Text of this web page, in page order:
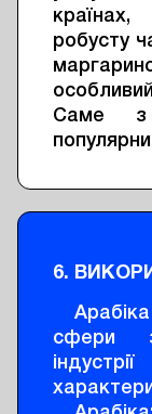
робусту
Саме з
6.
сфери